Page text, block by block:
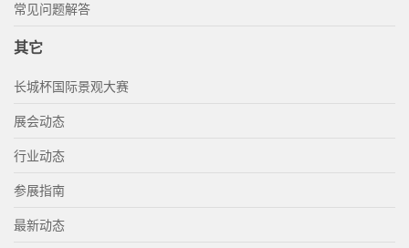
常见问题解答
其它
长城杯国际景观大赛
展会动态
行业动态
参展指南
最新动态